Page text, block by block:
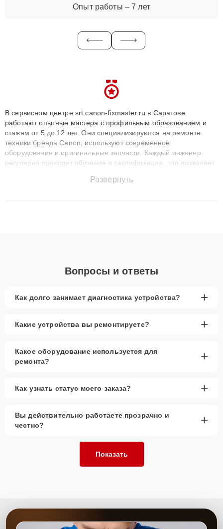
Опыт работы – 7 лет
В сервисном центре srt.canon-fixmaster.ru в Саратове
работают опытные мастера с профильным образованием и
стажем от 5 до 12 лет. Они специализируются на ремонте
техники бренда Canon, используют современное
оборудование и оригинальные запчасти. Каждый инженер
регулярно проходит обучение и сертификацию, что позволяет
технику с сохранением гарантии до 3 лет. Наши мастера
Развернуть
Вопросы и ответы
Как долго занимает диагностика устройства? +
Какие устройства вы ремонтируете? +
Какое оборудование используется для
ремонта?
+
Как узнать статус моего заказа? +
Вы действительно работаете прозрачно и
честно?
+
Показать